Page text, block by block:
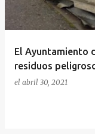
El Ayuntamiento
residuos
el abril 30, 2021